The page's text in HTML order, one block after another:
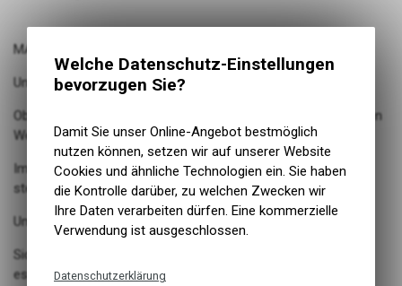
MARATHON PLUS TOUR
Unplattbar® - mit markantem Trekkingprofil
Ob Asphalt oder Naturstraße, der vielseitige Reifen ist auf allen
Wegen zu Hause
Im Alltag oder auf ganz grosser Tour, der robuste Aufbau
steckt alles weg
Umweltfreundliches Addix Green-Compound
Sicher durch SmartGuard, den wirksamsten Schutzgürtel, den
es für Fahrradreifen gibt
Welche Datenschutz-Einstellungen
bevorzugen Sie?
Damit Sie unser Online-Angebot bestmöglich
nutzen können, setzen wir auf unserer Website
Cookies und ähnliche Technologien ein. Sie haben
die Kontrolle darüber, zu welchen Zwecken wir
Ihre Daten verarbeiten dürfen. Eine kommerzielle
Verwendung ist ausgeschlossen.
Datenschutzerklärung